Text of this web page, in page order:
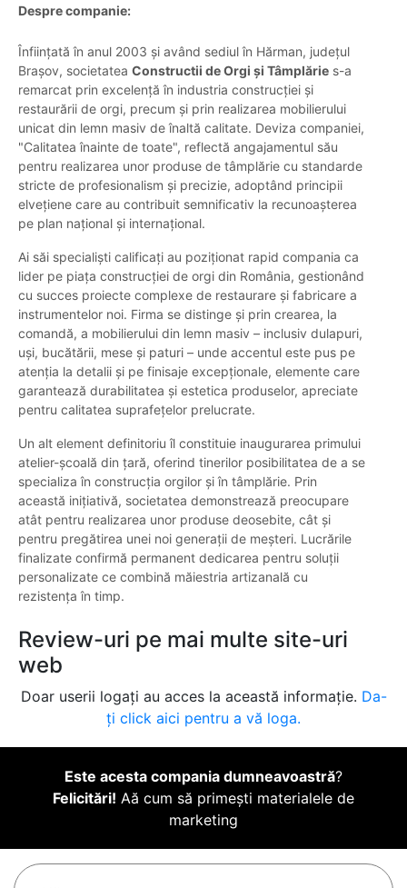
Despre companie:
Înființată în anul 2003 și având sediul în Hărman, județul
Brașov, societatea Constructii de Orgi și Tâmplărie s-a
remarcat prin excelență în industria construcției și
restaurării de orgi, precum și prin realizarea mobilierului
unicat din lemn masiv de înaltă calitate. Deviza companiei,
"Calitatea înainte de toate", reflectă angajamentul său
pentru realizarea unor produse de tâmplărie cu standarde
stricte de profesionalism și precizie, adoptând principii
elvețiene care au contribuit semnificativ la recunoașterea
pe plan național și internațional.
Ai săi specialiști calificați au poziționat rapid compania ca
lider pe piața construcției de orgi din România, gestionând
cu succes proiecte complexe de restaurare și fabricare a
instrumentelor noi. Firma se distinge și prin crearea, la
comandă, a mobilierului din lemn masiv – inclusiv dulapuri,
uși, bucătării, mese și paturi – unde accentul este pus pe
atenția la detalii și pe finisaje excepționale, elemente care
garantează durabilitatea și estetica produselor, apreciate
pentru calitatea suprafețelor prelucrate.
Un alt element definitoriu îl constituie inaugurarea primului
atelier-școală din țară, oferind tinerilor posibilitatea de a se
specializa în construcția orgilor și în tâmplărie. Prin
această inițiativă, societatea demonstrează preocupare
atât pentru realizarea unor produse deosebite, cât și
pentru pregătirea unei noi generații de meșteri. Lucrările
finalizate confirmă permanent dedicarea pentru soluții
personalizate ce combină măiestria artizanală cu
rezistența în timp.
Review-uri pe mai multe site-uri
web
Doar userii logați au acces la această informație. Da-
ți click aici pentru a vă loga.
Este acesta compania dumneavoastră?
Felicitări! Aă cum să primești materialele de
marketing